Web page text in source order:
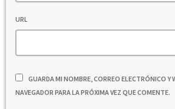
URL
GUARDA MI NOMBRE, CORREO ELECTRÓNICO Y
NAVEGADOR PARA LA PRÓXIMA VEZ QUE COMENTE.